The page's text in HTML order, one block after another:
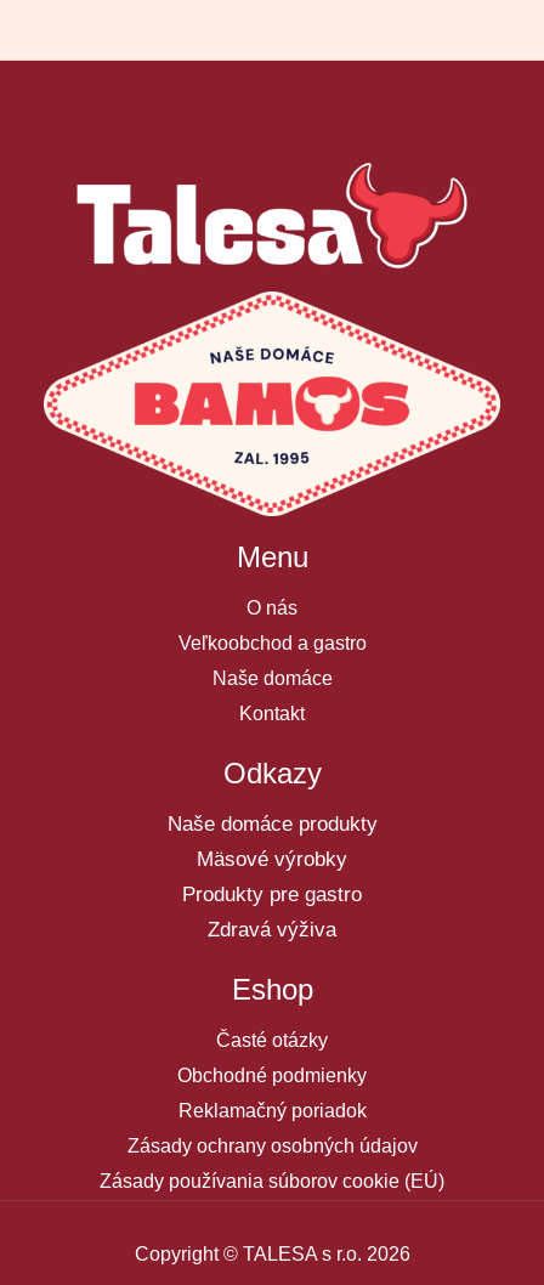
Menu
O nás
Veľkoobchod a gastro
Naše domáce
Kontakt
Odkazy
Naše domáce produkty
Mäsové výrobky
Produkty pre gastro
Zdravá výživa
Eshop
Časté otázky
Obchodné podmienky
Reklamačný poriadok
Zásady ochrany osobných údajov
Zásady používania súborov cookie (EÚ)
Copyright © TALESA s r.o. 2026